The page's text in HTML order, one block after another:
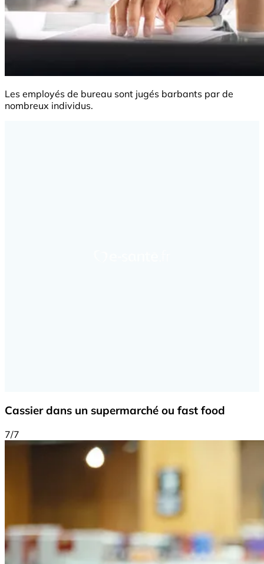
Les employés de bureau sont jugés barbants par de
nombreux individus.
Cassier dans un supermarché ou fast food
7/7